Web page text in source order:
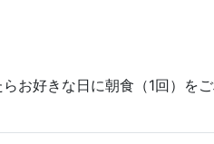
お好きな日に朝食（1回）をご